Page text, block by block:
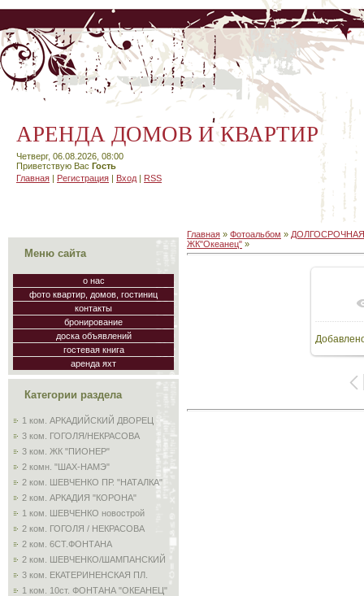
АРЕНДА ДОМОВ И КВАРТИР
Четверг, 06.08.2026, 08:00
Приветствую Вас Гость
Главная | Регистрация | Вход | RSS
Меню сайта
о нас
фото квартир, домов, гостиниц
контакты
бронирование
доска объявлений
гостевая книга
аренда яхт
Категории раздела
1 ком. АРКАДИЙСКИЙ ДВОРЕЦ
3 ком. ГОГОЛЯ/НЕКРАСОВА
3 ком. ЖК "ПИОНЕР"
2 комн. "ШАХ-НАМЭ"
2 ком. ШЕВЧЕНКО ПР. "НАТАЛКА"
2 ком. АРКАДИЯ "КОРОНА"
1 ком. ШЕВЧЕНКО новострой
2 ком. ГОГОЛЯ / НЕКРАСОВА
2 ком. 6СТ.ФОНТАНА
2 ком. ШЕВЧЕНКО/ШАМПАНСКИЙ
3 ком. ЕКАТЕРИНЕНСКАЯ ПЛ.
1 ком. 10ст. ФОНТАНА "ОКЕАНЕЦ"
Главная » Фотоальбом »
ЖК"Океанец" »